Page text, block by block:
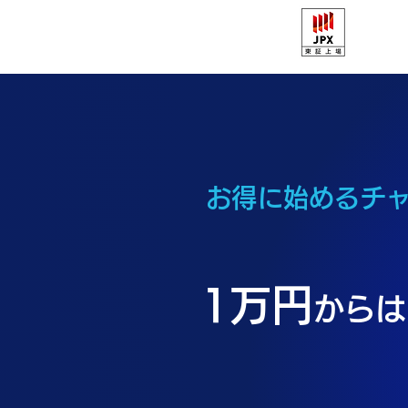
お得に始めるチ
1万円 から